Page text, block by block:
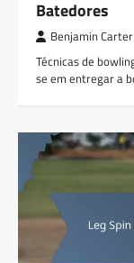
Batedores
Benjamin Carter
Técnicas de
se em entregar a